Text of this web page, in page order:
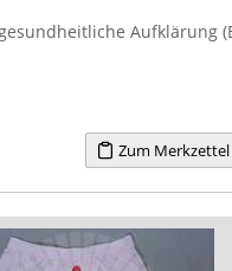
Aufklärung
Zum